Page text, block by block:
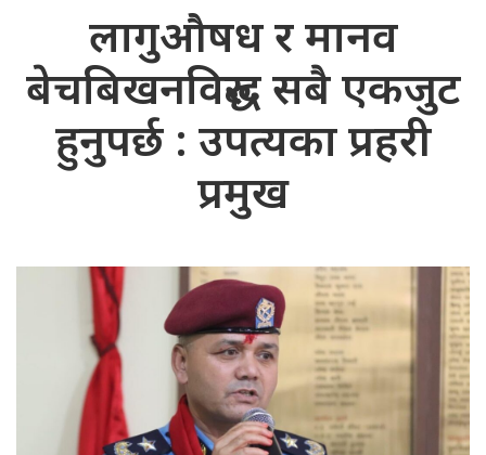
लागुऔषध र मानव
बेचबिखनविरुद्ध सबै एकजुट
हुनुपर्छ : उपत्यका प्रहरी
प्रमुख